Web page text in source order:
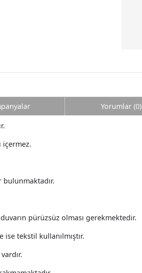
bulunmaktadır.
pürüzsüz olması gerekmektedir.
tekstil kullanılmıştır.
Yorumlar (0)